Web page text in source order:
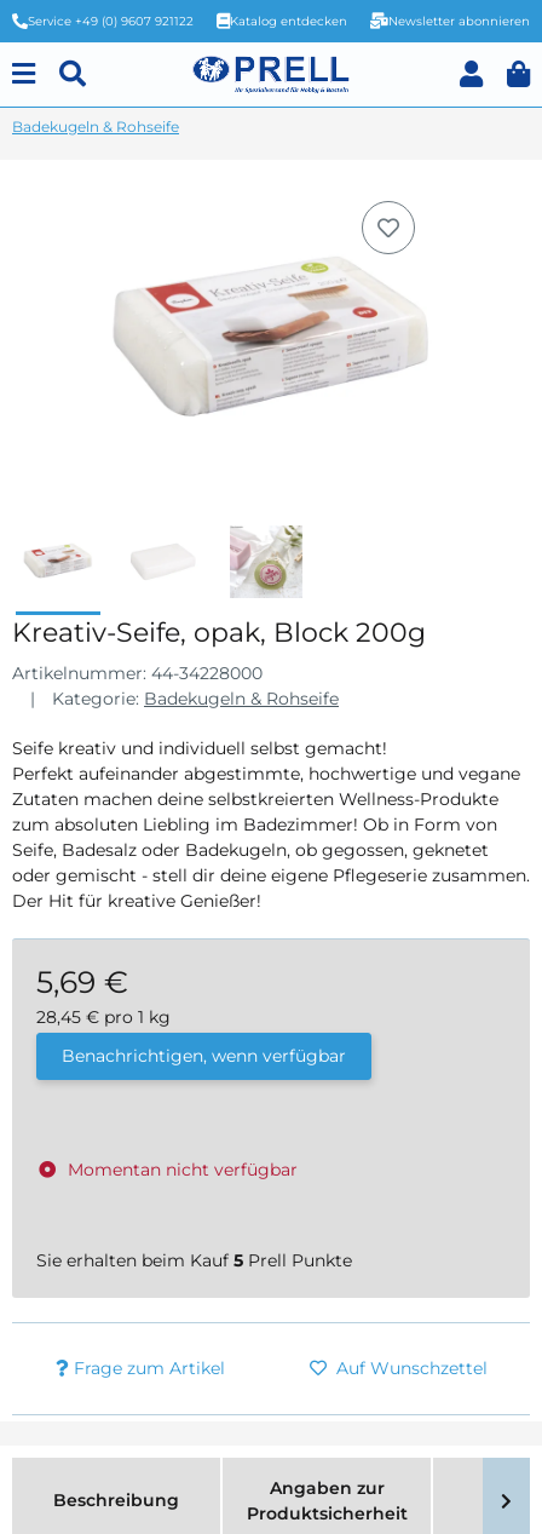
Service +49 (0) 9607 921122 Katalog entdecken Newsletter abonnieren
Badekugeln & Rohseife
Kreativ-Seife, opak, Block 200g
Artikelnummer: 44-34228000
Kategorie: Badekugeln & Rohseife
Seife kreativ und individuell selbst gemacht!
Perfekt aufeinander abgestimmte, hochwertige und vegane
Zutaten machen deine selbstkreierten Wellness-Produkte
zum absoluten Liebling im Badezimmer! Ob in Form von
Seife, Badesalz oder Badekugeln, ob gegossen, geknetet
oder gemischt - stell dir deine eigene Pflegeserie zusammen.
Der Hit für kreative Genießer!
5,69 €
28,45 € pro 1 kg
inkl. 19% USt. , zzgl.
Benachrichtigen, wenn verfügbar
Momentan nicht verfügbar
Sie erhalten beim Kauf 5 Prell Punkte
Frage zum Artikel Auf Wunschzettel
Beschreibung
Angaben zur
Produktsicherheit